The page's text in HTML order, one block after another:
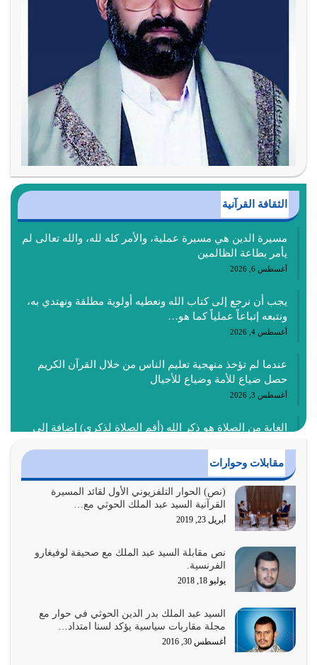
الثقافة القرآنية
مسيرة الدين هي مسيرة عملية، والأمر كله لله، والله تعالى لم
يأمر بطاعة الظالمين
أغسطس 6, 2026
يجب أن نرجع إلى كتاب الله ونعطيه أولوية مطلقة ونهتدي به،
ونتبعه إتباعاً عملياً كما هو…
أغسطس 4, 2026
عندما لم تؤخذ منهجية تعليم الناس من خلال القرآن الكريم
حصل ضياع للأمة وضياع للأجيال
أغسطس 3, 2026
الغاية من الصلاة هو ذكر الله (أقم الصلاة لذكري) إضافة إلى
أغسطس 2, 2026
السبب الرئيسي لشقاء الأمة الابتعاد عن كتاب الله والتعدي
لحدود الله بالإضافات للدين
أغسطس 1, 2026
أبرز أسباب الشقاء هو الإعراض عن ذكر الله وعن هدى الله
المتمثل في القرآن الكريم
يوليو 31, 2026
أولياء الشيطان كلما كانوا أكثر ولاءً وطاعة للشيطان كلما كانوا
أكثر ضعفاً
يوليو 30, 2026
مقابلات وحوارات
(نص) الحوار التلفزيوني الأول لقائد المسيرة
القرآنية السيد عبد الملك الحوثي مع…
أبريل 23, 2019
نص مقابلة السيد عبد الملك مع صحيفة لوفيغارو
الفرنسية.
يوليو 18, 2018
السيد عبد الملك بدر الدين الحوثي في حوار مع
مجلة مقاربات سياسية يؤكد لسنا امتداد…
أغسطس 30, 2016